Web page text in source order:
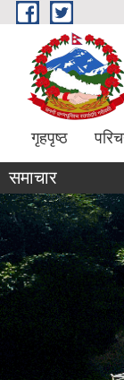
Skip to main content
गृहपृष्ठ
समाचार